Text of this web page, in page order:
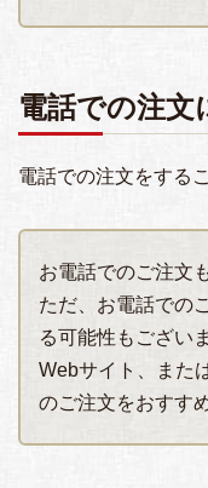
電話での注文
電話での注文をする
お電話でのご注文
ただ、お電話での
る可能性もござい
Webサイト、また
のご注文をおすす